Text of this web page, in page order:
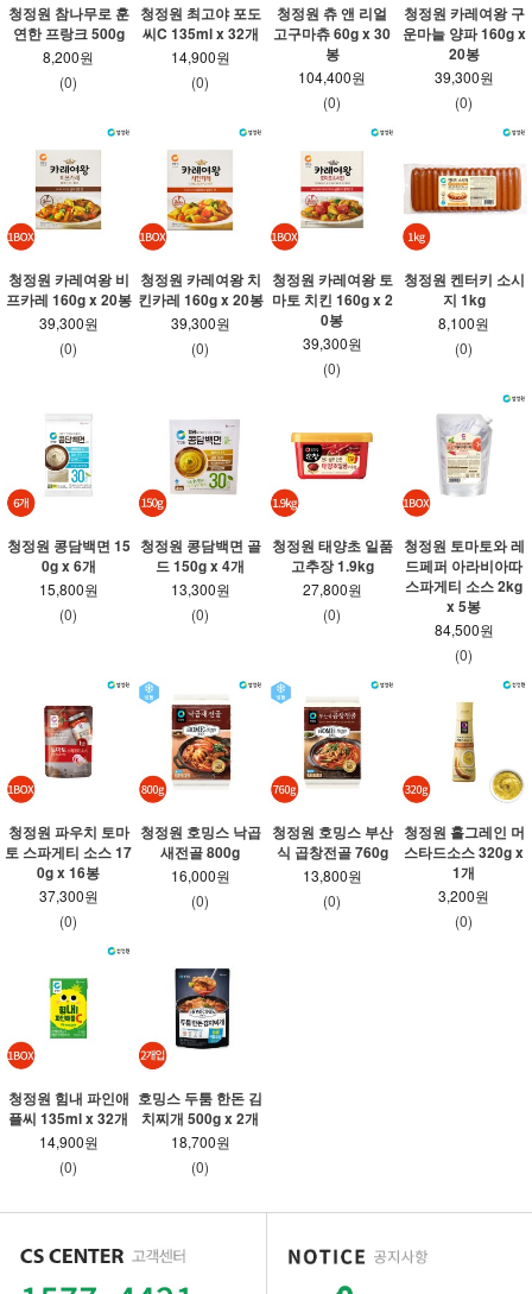
청정원 참나무로 훈
연한 프랑크 500g
8,200원
(0)
청정원 최고야 포도
씨C 135ml x 32개
14,900원
(0)
청정원 츄 앤 리얼
고구마츄 60g x 30
봉
104,400원
(0)
청정원 카레여왕 구
운마늘 양파 160g x
20봉
39,300원
(0)
청정원 카레여왕 비
프카레 160g x 20봉
39,300원
(0)
청정원 카레여왕 치
킨카레 160g x 20봉
39,300원
(0)
청정원 카레여왕 토
마토 치킨 160g x 2
0봉
39,300원
(0)
청정원 켄터키 소시
지 1kg
8,100원
(0)
청정원 콩담백면 15
0g x 6개
15,800원
(0)
청정원 콩담백면 골
드 150g x 4개
13,300원
(0)
청정원 태양초 일품
고추장 1.9kg
27,800원
(0)
청정원 토마토와 레
드페퍼 아라비아따
스파게티 소스 2kg
x 5봉
84,500원
(0)
청정원 파우치 토마
토 스파게티 소스 17
0g x 16봉
37,300원
(0)
청정원 호밍스 낙곱
새전골 800g
16,000원
(0)
청정원 호밍스 부산
식 곱창전골 760g
13,800원
(0)
청정원 홀그레인 머
스타드소스 320g x
1개
3,200원
(0)
청정원 힘내 파인애
플씨 135ml x 32개
14,900원
(0)
호밍스 두툼 한돈 김
치찌개 500g x 2개
18,700원
(0)